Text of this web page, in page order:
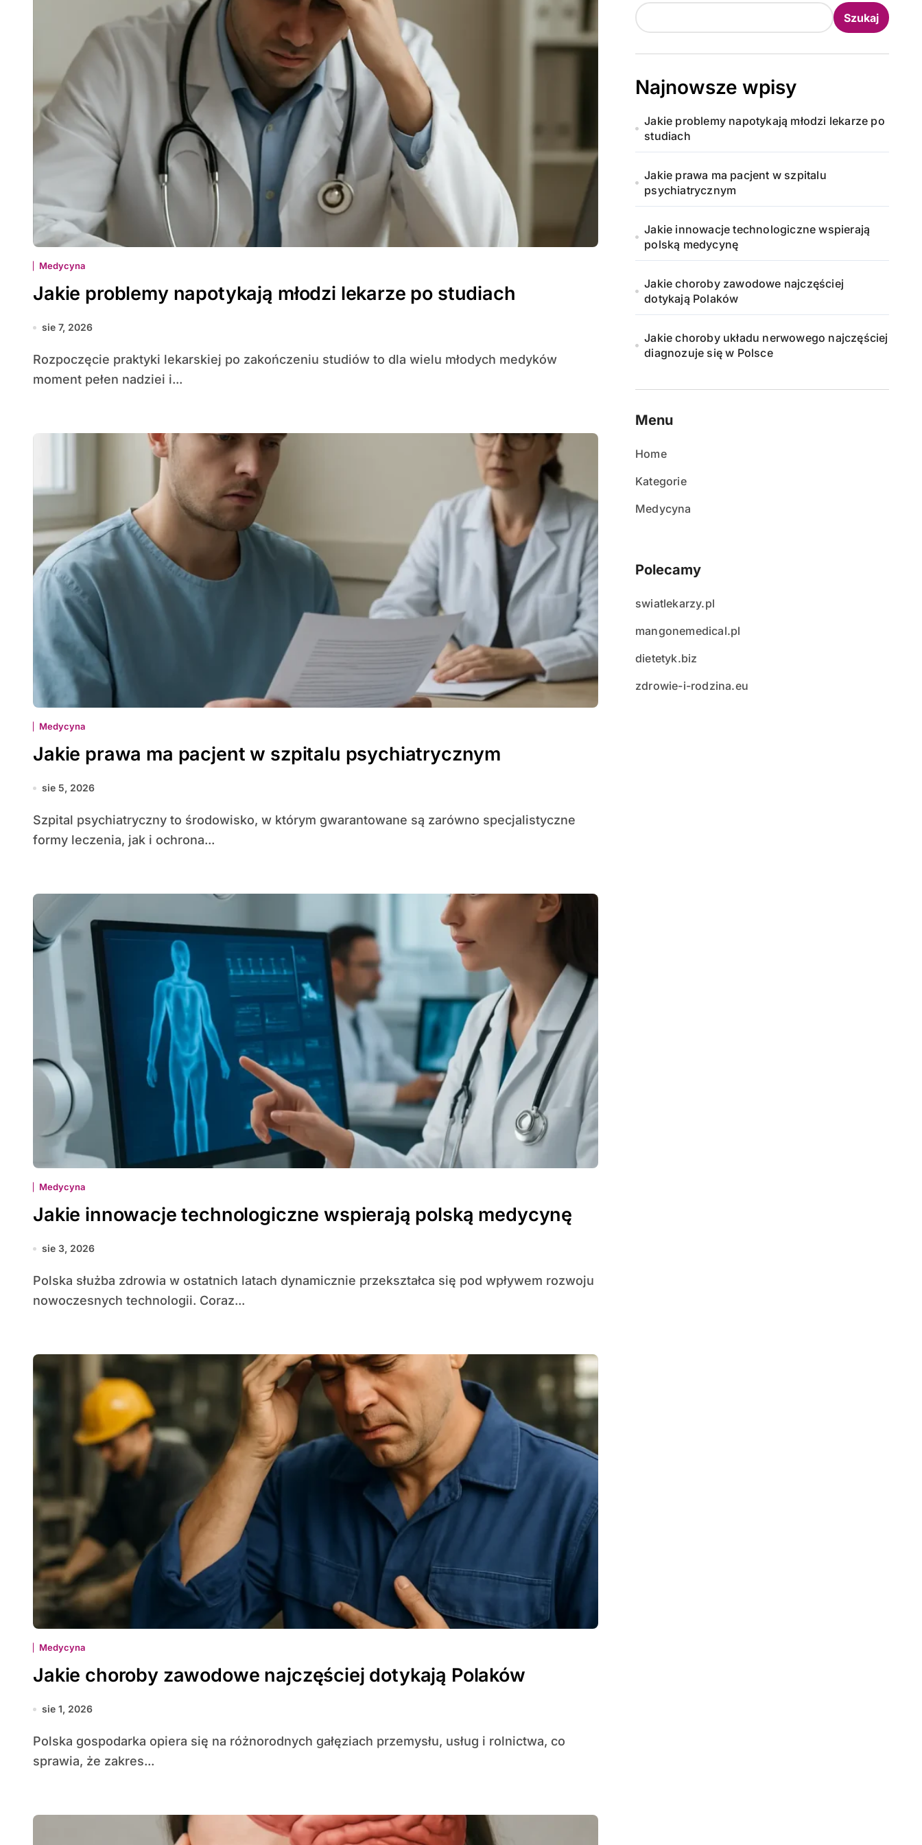
Medycyna
Jakie problemy napotykają młodzi lekarze po studiach
sie 7, 2026
Rozpoczęcie praktyki lekarskiej po zakończeniu studiów to dla wielu młodych medyków
moment pełen nadziei i...
Medycyna
Jakie prawa ma pacjent w szpitalu psychiatrycznym
sie 5, 2026
Szpital psychiatryczny to środowisko, w którym gwarantowane są zarówno specjalistyczne
formy leczenia, jak i ochrona...
Medycyna
Jakie innowacje technologiczne wspierają polską medycynę
sie 3, 2026
Polska służba zdrowia w ostatnich latach dynamicznie przekształca się pod wpływem rozwoju
nowoczesnych technologii. Coraz...
Medycyna
Jakie choroby zawodowe najczęściej dotykają Polaków
sie 1, 2026
Polska gospodarka opiera się na różnorodnych gałęziach przemysłu, usług i rolnictwa, co
sprawia, że zakres...
Szukaj
Najnowsze wpisy
Jakie problemy napotykają młodzi lekarze po
studiach
Jakie prawa ma pacjent w szpitalu
psychiatrycznym
Jakie innowacje technologiczne wspierają
polską medycynę
Jakie choroby zawodowe najczęściej
dotykają Polaków
Jakie choroby układu nerwowego najczęściej
diagnozuje się w Polsce
Menu
Home
Kategorie
Medycyna
Polecamy
swiatlekarzy.pl
mangonemedical.pl
dietetyk.biz
zdrowie-i-rodzina.eu